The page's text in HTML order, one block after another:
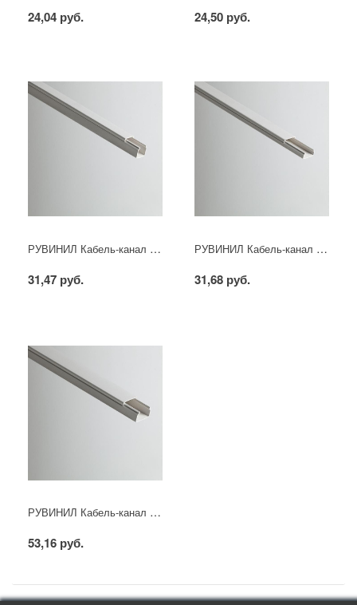
24,04 руб. 24,50 руб.
РУВИНИЛ Кабель-канал 16х16х2000мм (белый)
31,47 руб.
РУВИНИЛ Кабель-канал 20х10х2000мм (белый)
31,68 руб.
РУВИНИЛ Кабель-канал 25х16х2000мм (белый)
53,16 руб.